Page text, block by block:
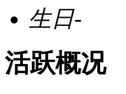
生日-
活跃概况